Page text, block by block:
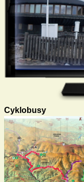
Cyklobusy